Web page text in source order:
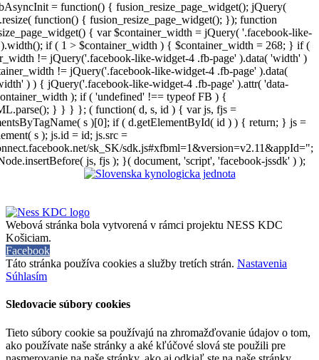
= function() { fusion_resize_page_widget(); jQuery(
function() { fusion_resize_page_widget(); }); function
{ var $container_width = jQuery( '.facebook-like-
if ( 1 > $container_width ) { $container_width = 268; } if (
!= jQuery('.facebook-like-widget-4 .fb-page' ).data( 'width' )
!= jQuery('.facebook-like-widget-4 .fb-page' ).data(
) ) { jQuery('.facebook-like-widget-4 .fb-page' ).attr( 'data-
); if ( 'undefined' !== typeof FB ) {
} } } }; ( function( d, s, id ) { var js, fjs =
s )[0]; if ( d.getElementById( id ) ) { return; } js =
s ); js.id = id; js.src =
sk_SK/sdk.js#xfbml=1&version=v2.11&appId=";
js, fjs ); }( document, 'script', 'facebook-jssdk' ) );
Webová stránka bola vytvorená v rámci projektu NESS KDC
Košiciam.
Facebook
Táto stránka používa cookies a služby tretích strán. Nastavenia
Súhlasím
Sledovacie súbory cookies
Tieto súbory cookie sa používajú na zhromažďovanie údajov o tom,
ako používate naše stránky a aké kľúčové slová ste použili pre